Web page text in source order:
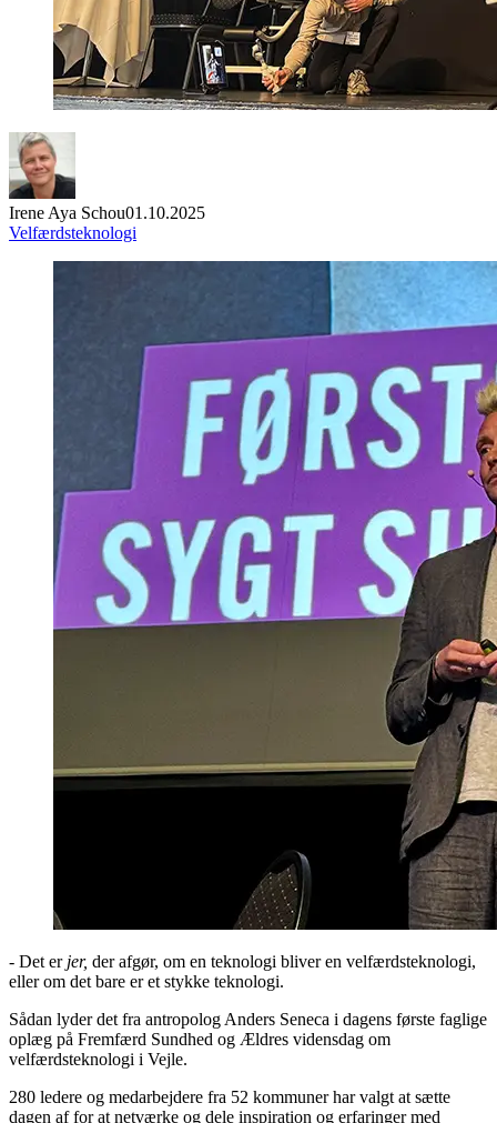
Irene Aya Schou01.10.2025
Velfærdsteknologi
- Det er jer, der afgør, om en teknologi bliver en velfærdsteknologi,
eller om det bare er et stykke teknologi.
Sådan lyder det fra antropolog Anders Seneca i dagens første faglige
oplæg på Fremfærd Sundhed og Ældres vidensdag om
velfærdsteknologi i Vejle.
280 ledere og medarbejdere fra 52 kommuner har valgt at sætte
dagen af for at netværke og dele inspiration og erfaringer med